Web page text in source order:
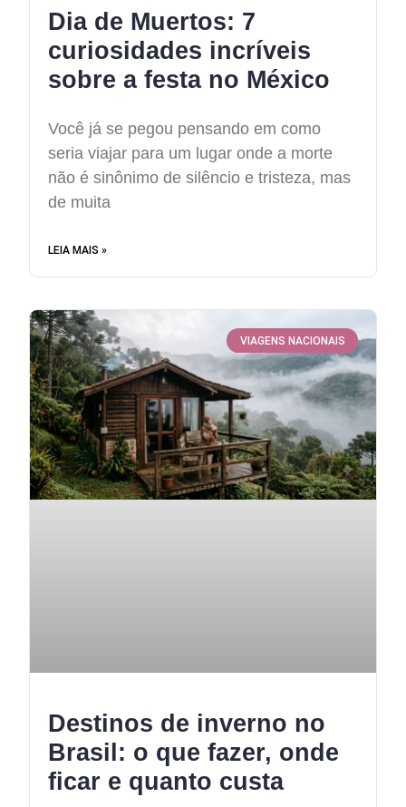
Dia de Muertos: 7
curiosidades incríveis
sobre a festa no México
Você já se pegou pensando em como
seria viajar para um lugar onde a morte
não é sinônimo de silêncio e tristeza, mas
de muita
LEIA MAIS »
VIAGENS NACIONAIS
Destinos de inverno no
Brasil: o que fazer, onde
ficar e quanto custa